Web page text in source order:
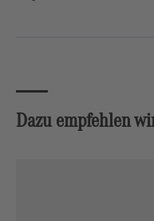
Dazu empfehlen